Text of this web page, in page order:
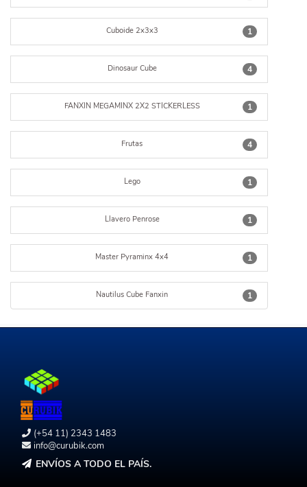
1
Cuboide 2x3x3
4
Dinosaur Cube
1
FANXIN MEGAMINX 2X2 STICKERLESS
4
Frutas
1
Lego
1
Llavero Penrose
1
Master Pyraminx 4x4
1
Nautilus Cube Fanxin
(+54 11) 2343 1483
info@curubik.com
ENVÍOS A TODO EL PAÍS.